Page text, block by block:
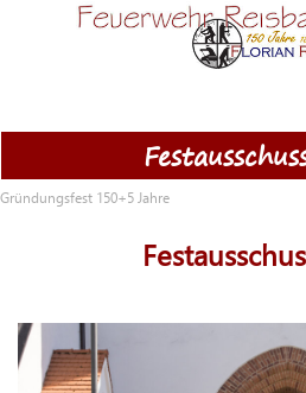
Direkt zum Seiteninhalt
Gründungsfest 150+5 Jahre